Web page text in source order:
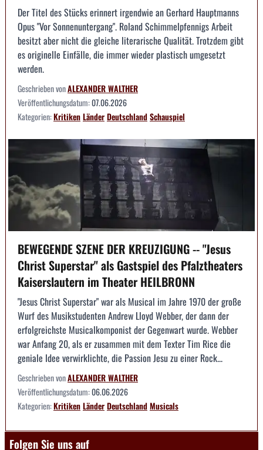
Der Titel des Stücks erinnert irgendwie an Gerhard Hauptmanns
Opus "Vor Sonnenuntergang". Roland Schimmelpfennigs Arbeit
besitzt aber nicht die gleiche literarische Qualität. Trotzdem gibt
es originelle Einfälle, die immer wieder plastisch umgesetzt
werden.
Geschrieben vonALEXANDER WALTHER
Veröffentlichungsdatum:07.06.2026
Kategorien:KritikenLänderDeutschlandSchauspiel
BEWEGENDE SZENE DER KREUZIGUNG -- "Jesus
Christ Superstar" als Gastspiel des Pfalztheaters
Kaiserslautern im Theater HEILBRONN
"Jesus Christ Superstar" war als Musical im Jahre 1970 der große
Wurf des Musikstudenten Andrew Lloyd Webber, der dann der
erfolgreichste Musicalkomponist der Gegenwart wurde. Webber
war Anfang 20, als er zusammen mit dem Texter Tim Rice die
geniale Idee verwirklichte, die Passion Jesu zu einer Rock...
Geschrieben vonALEXANDER WALTHER
Veröffentlichungsdatum:06.06.2026
Kategorien:KritikenLänderDeutschlandMusicals
Folgen Sie uns auf